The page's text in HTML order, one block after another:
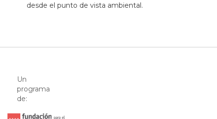
desde el punto de vista ambiental.
Un
programa
de: